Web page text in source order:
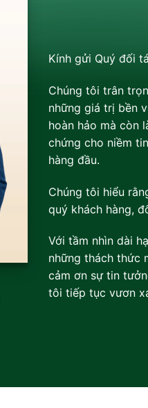
Kính gửi Quý đối
Chúng tôi trân
những giá trị bền
hoàn hảo mà còn
chứng cho niềm
hàng đầu.
Chúng tôi hiểu
quý khách hàng,
Với tầm nhìn dài
những thách thức
cảm ơn sự tin
tôi tiếp tục vươn